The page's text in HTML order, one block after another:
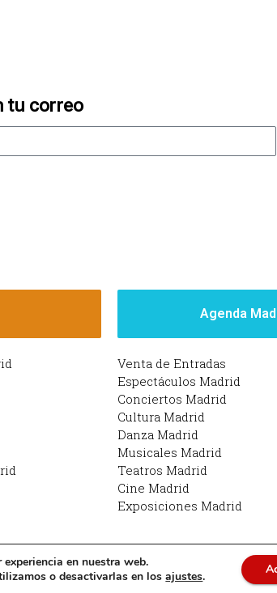
tu correo
Agenda
Venta de Entradas
Espectáculos Madrid
Conciertos Madrid
Cultura Madrid
Danza Madrid
Musicales Madrid
Teatros Madrid
Cine Madrid
Exposiciones Madrid
con Planes en Madrid: qué hacer
en nuestra web.
o desactivarlas en losajustes.